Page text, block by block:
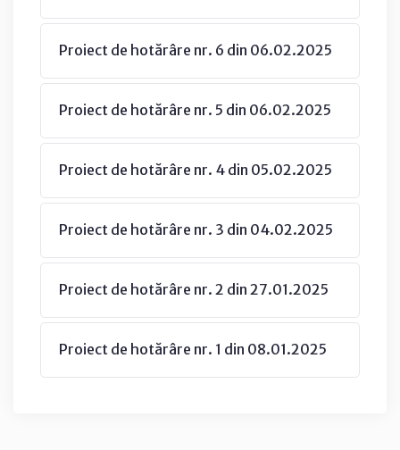
Proiect de hotărâre nr. 6 din 06.02.2025
Proiect de hotărâre nr. 5 din 06.02.2025
Proiect de hotărâre nr. 4 din 05.02.2025
Proiect de hotărâre nr. 3 din 04.02.2025
Proiect de hotărâre nr. 2 din 27.01.2025
Proiect de hotărâre nr. 1 din 08.01.2025